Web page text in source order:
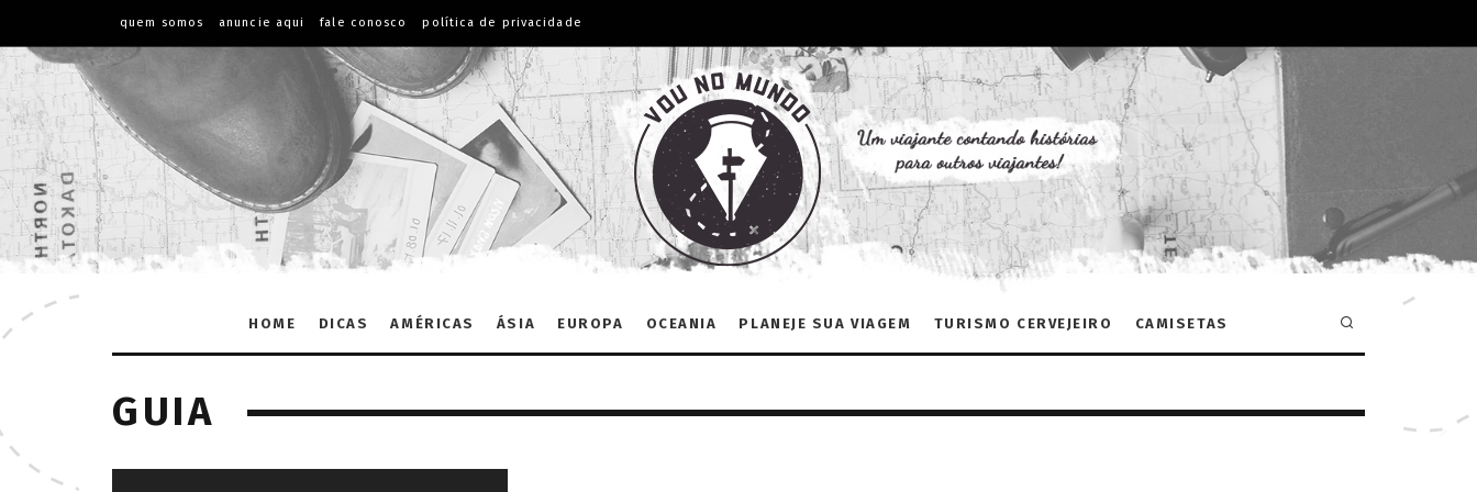
quem somos anuncie aqui fale conosco política de privacidade
HOME DICAS AMÉRICAS ÁSIA EUROPA OCEANIA PLANEJE SUA VIAGEM TURISMO CERVEJEIRO CAMISETAS
GUIA